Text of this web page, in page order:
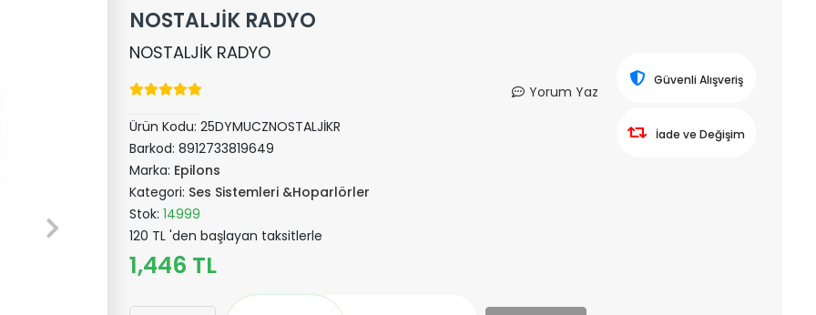
NOSTALJİK RADYO
NOSTALJİK RADYO
Yorum Yaz
Ürün Kodu:25DYMUCZNOSTALJİKR
Barkod:8912733819649
Marka: Epilons
Kategori: Ses Sistemleri &Hoparlörler
Stok:14999
120 TL 'den başlayan taksitlerle
1,446 TL
Güvenli Alışveriş
İade ve Değişim